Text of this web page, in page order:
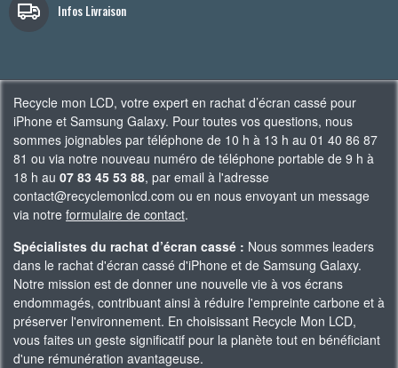
Infos Livraison
Recycle mon LCD, votre expert en rachat d’écran cassé pour
iPhone et Samsung Galaxy. Pour toutes vos questions, nous
sommes joignables par téléphone de 10 h à 13 h au 01 40 86 87
81 ou via notre nouveau numéro de téléphone portable de 9 h à
18 h au 07 83 45 53 88, par email à l'adresse
contact@recyclemonlcd.com ou en nous envoyant un message
via notre formulaire de contact.
Spécialistes du rachat d’écran cassé : Nous sommes leaders
dans le rachat d'écran cassé d'iPhone et de Samsung Galaxy.
Notre mission est de donner une nouvelle vie à vos écrans
endommagés, contribuant ainsi à réduire l'empreinte carbone et à
préserver l'environnement. En choisissant Recycle Mon LCD,
vous faites un geste significatif pour la planète tout en bénéficiant
d'une rémunération avantageuse.